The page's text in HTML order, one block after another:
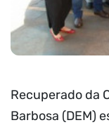
Recuperado da
Barbosa (DEM)